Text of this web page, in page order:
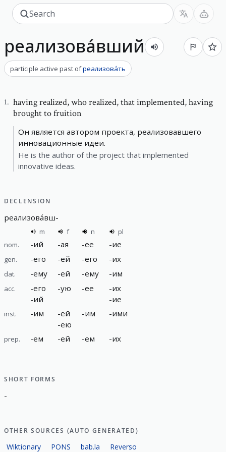
реализова́вший
participle active past ofреализова́ть
1. having realized,who realized, that implemented, having
brought to fruition
Он является автором проекта, реализовавшего
инновационные идеи.
He is the author of the project that implemented
innovative ideas.
DECLENSION
реализова́вш-
m f n
pl
nom.
-ий -ая -ее -ие
gen. -его -ей -его -их
dat. -ему -ей -ему -им
acc. -его
-ий
-ую -ее -их
-ие
inst. -им -ей
-ею
-им -ими
prep. -ем -ей -ем -их
SHORT FORMS
-
OTHER SOURCES (AUTO GENERATED)
Wiktionary PONS bab.la Reverso